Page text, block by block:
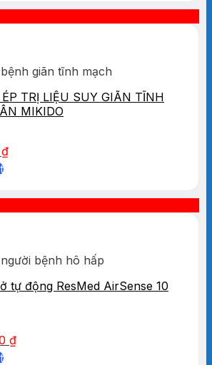
giãn tĩnh mạch
TRỊ LIỆU SUY GIÃN TĨNH
MIKIDO
₫
bệnh hô hấp
tự động ResMed AirSense 10
₫